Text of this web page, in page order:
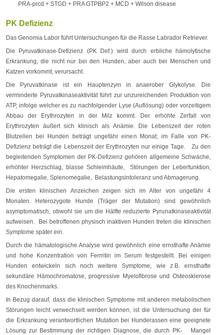
PRA-prcd + STGD + PRA GTPBP2 + MCD + Wilson disease
PK Defizienz
Das Genomia Labor führt Untersuchungen für die Rasse Labrador Retriever.
Die Pyruvatkinase-Defizienz (PK Def.) wird durch erbliche hämolytische
Erkrankung, die nicht nur bei den Hunden, aber auch bei Menschen und
Katzen vorkommt, verursacht.
Die Pyruvatkinase ist ein Hauptenzym in anaerober Glykolyse. Die
verminderte Pyruvatkinaseaktivität führt zur unzureichenden Produktion von
ATP, infolge welcher es zu nachfolgender Lyse (Auflösung) oder vorzeitigem
Abbau der Erythrozyten in der Milz kommt. Der erhöhte Zerfall von
Erythrozyten äußert sich klinisch als Anämie. Die Lebenszeit der roten
Blutzellen bei Hunden beträgt ungefähr einen Monat; im Falle von PK-
Defizienz beträgt die Lebenszeit der Erythrozyten nur einige Tage. Zu den
begleitenden Symptomen der PK-Defizienz gehören allgemeine Schwäche,
erhöhter Herzschlag, blasse Schleimhäute, Störungen der Leberfunktion,
Hepatomegalie, Splenomegalie, Belastungsintoleranz und Abmagerung.
Die ersten klinischen Anzeichen zeigen sich im Alter von ungefähr 4
Monaten. Heterozygote Hunde (Träger der Mutation) sind gewöhnlich
asymptomatisch, obwohl sie um die Hälfte reduzierte Pyrunatkinaseaktivität
aufweisen. Bei betroffenen physisch inaktiven Hunden treten die klinischen
Symptome später ein.
Durch die hämatologische Analyse wird gewöhnlich eine ernsthafte Anämie
und hohe Konzentration von Ferrritin im Serum festgestellt. Bei einigen
Hunden entwickeln sich noch weitere Symptome, wie z.B. ernsthafte
sekundäre Hämochromatose, progressive Myelofibrose und Osteosklerose
des Knochenmarks.
In Bezug darauf, dass die klinischen Symptome mit anderen metabolischen
Störungen leicht verwechselt werden können, ist die Untersuchung der für
die Erkrankung verantwortlichen Mutation bei Hunderassen eine geeignete
Lösung zur Bestimmung der richtigen Diagnose, die durch PK- Mangel